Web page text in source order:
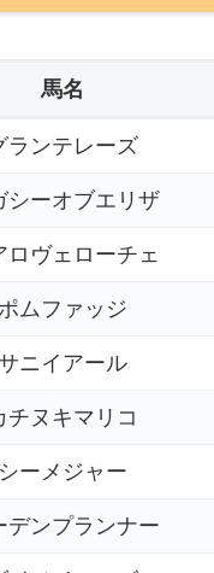
馬名
ランテレーズ
シーオブエリザ
ロヴェローチェ
ムファッジ
ニイアール
チヌキマリコ
シーメジャー
デンプランナー